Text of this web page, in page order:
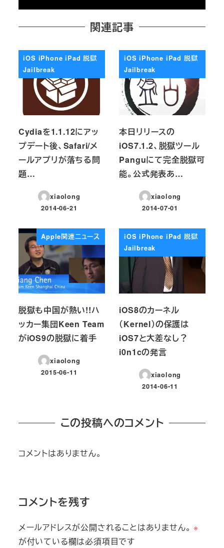
関連記事
iOS iPhone iPad 脱獄
Jailbreak
Cydiaを1.1.12にアッ
プデート後、Safari/メ
ールアプリが落ちる問
題…
xiaolong
投稿日
2014-06-21
iOS iPhone iPad 脱獄
Jailbreak
本日リリースの
iOS7.1.2、脱獄ツール
Panguにて完全脱獄可
能。公式発表あ…
xiaolong
投稿日
2014-07-01
Apple関連ニュース
脱獄も中国が熱い!!ハ
ッカー集団Keen Team
がiOS9の脱獄に着手
xiaolong
投稿日
2015-06-11
iOS iPhone iPad 脱獄
Jailbreak
iOS8のカーネル
（Kernel）の保護は
iOS7と大差なし？
i0n1cの発言
xiaolong
投稿日
2014-06-11
この投稿へのコメント
コメントはありません。
コメントを残す
メールアドレスが公開されることはありません。 ※
が付いている欄は必須項目です